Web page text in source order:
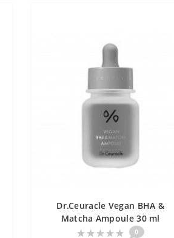
Dr.Ceuracle Vegan BHA &
Matcha Ampoule 30 ml
Себорегулююча антивікова
0